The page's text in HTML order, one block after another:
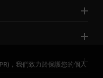
，我們致力於保護您的個人